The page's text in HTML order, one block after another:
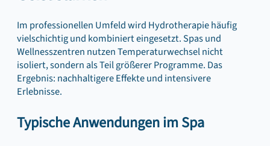
Im professionellen Umfeld wird Hydrotherapie häufig
vielschichtig und kombiniert eingesetzt. Spas und
Wellnesszentren nutzen Temperaturwechsel nicht
isoliert, sondern als Teil größerer Programme. Das
Ergebnis: nachhaltigere Effekte und intensivere
Erlebnisse.
Typische Anwendungen im Spa